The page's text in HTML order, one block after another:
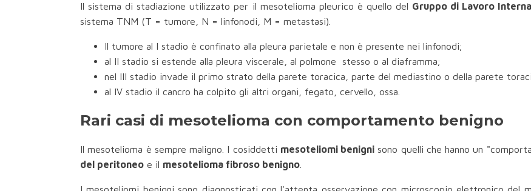
Il sistema di stadiazione utilizzato per il mesotelioma pleurico è quello del Gruppo di Lavoro
sistema TNM (T = tumore, N = linfonodi, M = metastasi).
Il tumore al I stadio è confinato alla pleura parietale e non è presente nei linfonodi;
al II stadio si estende alla pleura viscerale, al polmone stesso o al diaframma;
nel III stadio invade il primo strato della parete toracica, parte del mediastino o della parete
al IV stadio il cancro ha colpito gli altri organi, fegato, cervello, ossa.
Rari casi di mesotelioma con comportamento benigno
Il mesotelioma è sempre maligno. I cosiddetti mesoteliomi benigni sono quelli che hanno un
del peritoneo e il mesotelioma fibroso benigno